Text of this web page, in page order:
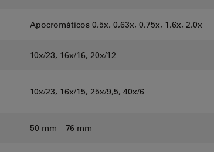
Apocromáticos 0,5x, 0,63x, 0,75x, 1,6x, 2,0x
10x/23, 16x/16, 20x/12
10x/23, 16x/15, 25x/9,5, 40x/6
50 mm – 76 mm